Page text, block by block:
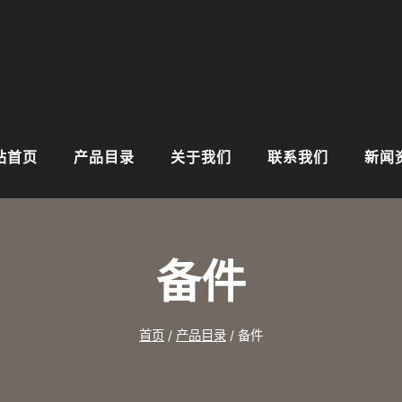
首页 产品目录 关于我们 联系我们 新闻
备件
首页 / 产品目录 / 备件